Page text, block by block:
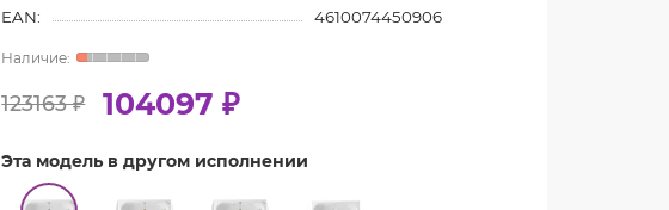
EAN:
4610074450906
123163 ₽ 104097 ₽
Эта модель в другом исполнении